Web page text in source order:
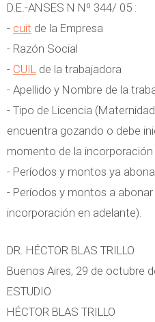
D.E.-ANSES N Nº 344/ 05 :
- cuit de la Empresa
- Razón Social
- CUIL de la trabajadora
- Apellido y Nombre de la
- Tipo de Licencia
encuentra gozando o debe
momento de la incorporación
- Períodos y montos ya
- Períodos y montos a
incorporación en adelante).
DR. HÉCTOR BLAS TRILLO
Buenos Aires, 29 de octubre
ESTUDIO
HÉCTOR BLAS TRILLO